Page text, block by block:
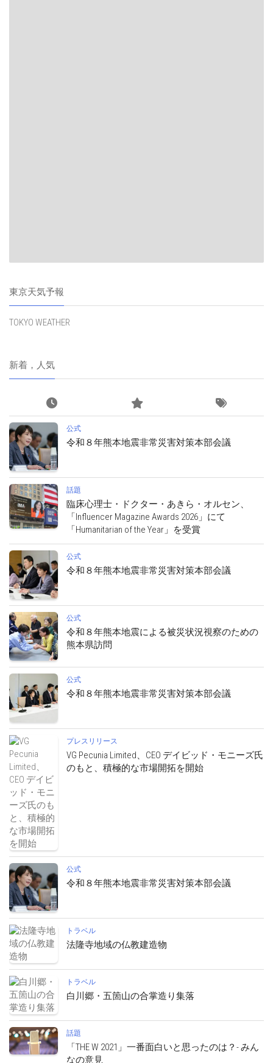
東京天気予報
TOKYO WEATHER
新着，人気
公式
令和８年熊本地震非常災害対策本部会議
話題
臨床心理士・ドクター・あきら・オルセン、
「Influencer Magazine Awards 2026」にて
「Humanitarian of the Year」を受賞
公式
令和８年熊本地震非常災害対策本部会議
公式
令和８年熊本地震による被災状況視察のための
熊本県訪問
公式
令和８年熊本地震非常災害対策本部会議
プレスリリース
VG Pecunia Limited、CEO デイビッド・モニーズ氏
のもと、積極的な市場開拓を開始
公式
令和８年熊本地震非常災害対策本部会議
トラベル
法隆寺地域の仏教建造物
トラベル
白川郷・五箇山の合掌造り集落
話題
「THE W 2021」一番面白いと思ったのは？- みん
なの意見